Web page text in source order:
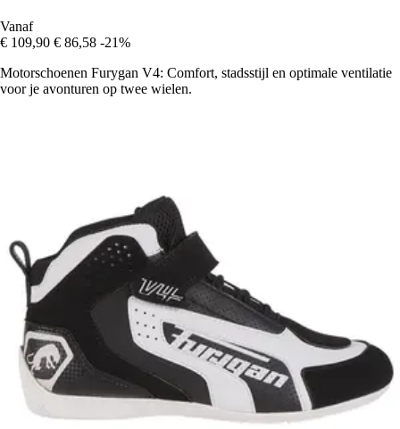
Vanaf
€ 109,90 € 86,58 -21%
Motorschoenen Furygan V4: Comfort, stadsstijl en optimale ventilatie
voor je avonturen op twee wielen.